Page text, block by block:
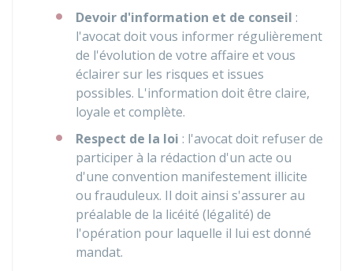
Devoir d'information et de conseil :
l'avocat doit vous informer régulièrement
de l'évolution de votre affaire et vous
éclairer sur les risques et issues
possibles. L'information doit être claire,
loyale et complète.
Respect de la loi : l'avocat doit refuser de
participer à la rédaction d'un acte ou
d'une convention manifestement illicite
ou frauduleux. Il doit ainsi s'assurer au
préalable de la licéité (légalité) de
l'opération pour laquelle il lui est donné
mandat.